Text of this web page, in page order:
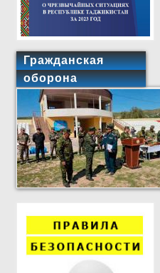
Гражданская
оборона